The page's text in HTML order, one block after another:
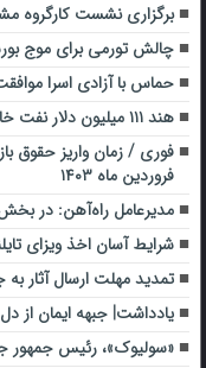
برگزاری نشست کارگروه
چالش تورمی برای موج
حماس با آزادی اسرا
هند ۱۱۱ میلیون دلار نفت خام ایران خرید؛ بازگشت نفت ایران به هند
فوری / زمان واریز حقوق
فروردین ماه ۱۴۰۳
مدیرعامل راه‌آهن: در
شرایط آسان اخذ ویزای
تمدید مهلت ارسال آثار به
یادداشت| جبهه ایمان از
«سولیوک»، رئیس جمهور